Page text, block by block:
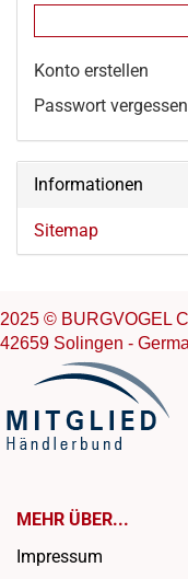
Konto erstellen
Passwort
Informationen
Sitemap
2025 © BURGVOGEL
42659 Solingen -
MEHR ÜBER...
Impressum